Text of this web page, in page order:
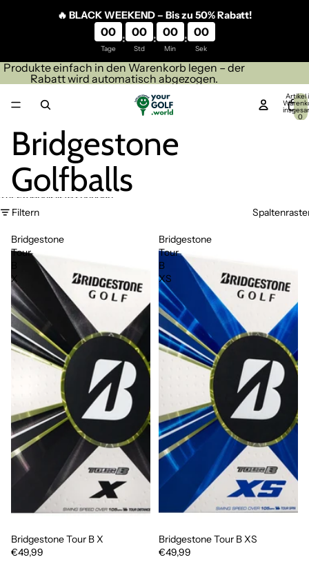
🔥 BLACK WEEKEND – Bis zu 50% Rabatt!
00
Tage
: 00
Std
: 00
Min
: 00
Sek
Produkte einfach in den Warenkorb legen – der
Rabatt wird automatisch abgezogen.
Artikel
0
Bridgestone
Golfballs
Zur Ergebnisliste springen
Filtern
Bridgestone
Tour
X
Bridgestone Tour B X
€49,99
Bridgestone
Tour
B
XS
Bridgestone Tour B XS
€49,99